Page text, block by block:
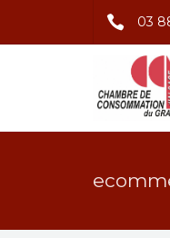
03